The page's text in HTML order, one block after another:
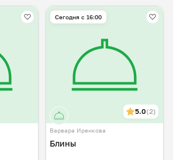
Сегодня с 16:00
5.0(2)
Варвара Иренкова
Блины